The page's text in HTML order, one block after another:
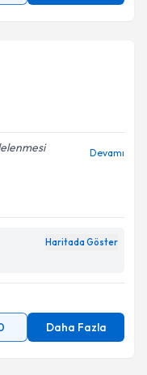
Devamı
Haritada Göster
Daha Fazla